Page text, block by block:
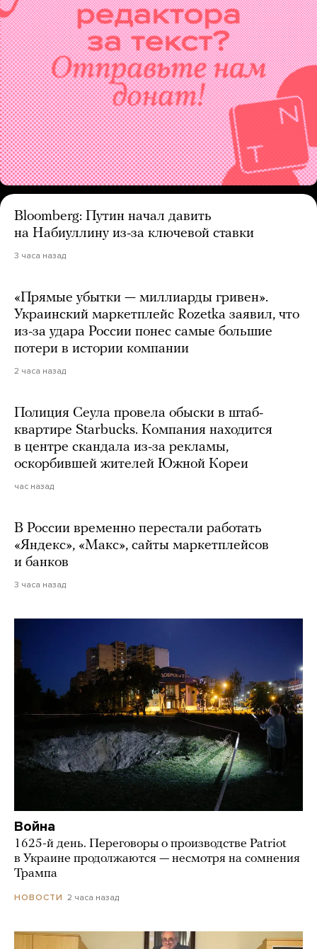
Bloomberg: Путин начал давить
на Набиуллину из-за ключевой ставки
3 часа назад
«Прямые убытки — миллиарды гривен».
Украинский маркетплейс Rozetka заявил, что
из-за удара России понес самые большие
потери в истории компании
2 часа назад
Полиция Сеула провела обыски в штаб-
квартире Starbucks. Компания находится
в центре скандала из-за рекламы,
оскорбившей жителей Южной Кореи
час назад
В России временно перестали работать
«Яндекс», «Макс», сайты маркетплейсов
и банков
3 часа назад
Война
1625-й день. Переговоры о производстве Patriot
в Украине продолжаются — несмотря на сомнения
Трампа
НОВОСТИ 2 часа назад